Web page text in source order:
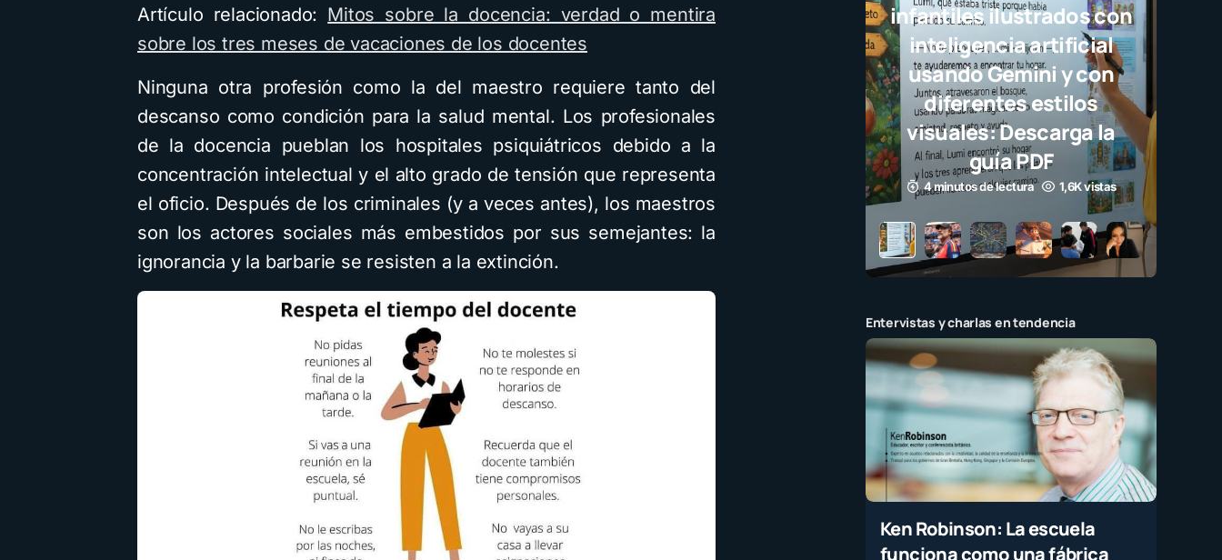
Artículo relacionado: Mitos sobre la docencia: verdad o mentira
sobre los tres meses de vacaciones de los docentes
Ninguna otra profesión como la del maestro requiere tanto del
descanso como condición para la salud mental. Los profesionales
de la docencia pueblan los hospitales psiquiátricos debido a la
concentración intelectual y el alto grado de tensión que representa
el oficio. Después de los criminales (y a veces antes), los maestros
son los actores sociales más embestidos por sus semejantes: la
ignorancia y la barbarie se resisten a la extinción.
infantiles ilustrados con
inteligencia artificial
usando Gemini y con
diferentes estilos
visuales: Descarga la
guía PDF
4 minutos de lectura 1,6K vistas
Entervistas y charlas en tendencia
Ken Robinson: La escuela
funciona como una fábrica